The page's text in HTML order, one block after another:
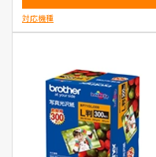
対応機種